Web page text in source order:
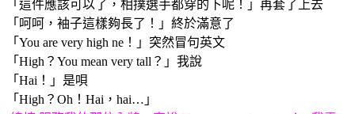
「這件應該可以了，相撲選手都穿的下呢！」再套了上去
「呵呵，袖子這樣夠長了！」終於滿意了
「You are very high ne！」突然冒句英文
「High？You mean very tall？」我說
「Hai！」是唄
「High？Oh！Hai，hai…」